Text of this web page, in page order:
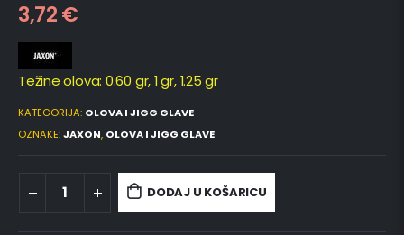
3,72€
Težine olova: 0.60 gr, 1 gr, 1.25 gr
KATEGORIJA: OLOVA I JIGG GLAVE
OZNAKE:JAXON, OLOVA I JIGG GLAVE
DODAJ U KOŠARICU